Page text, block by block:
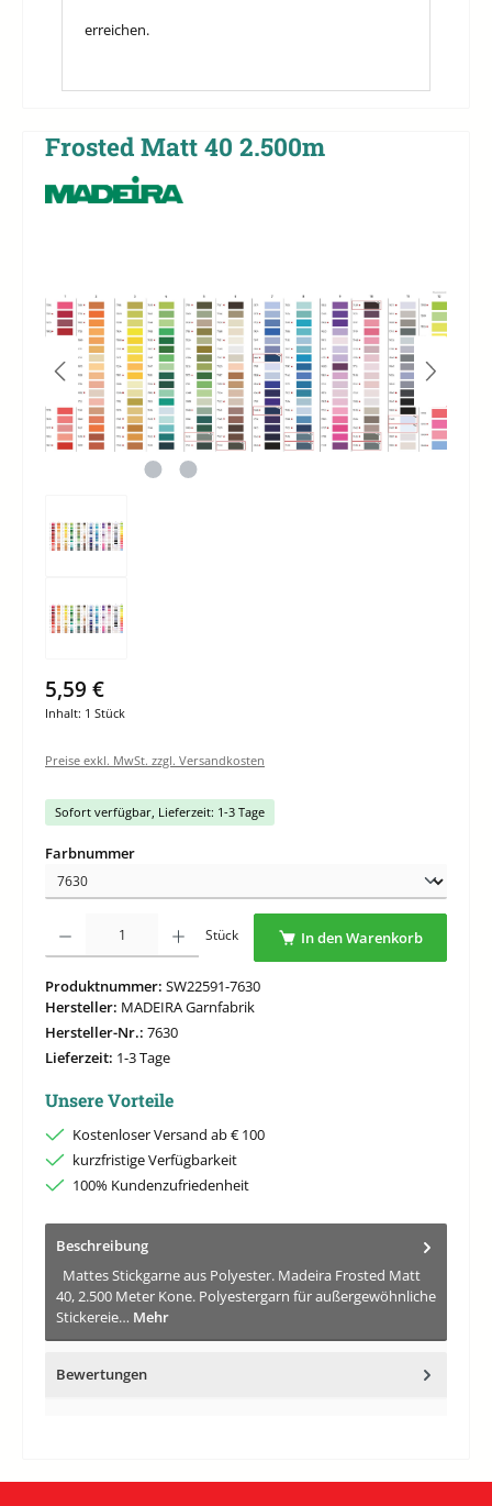
erreichen.
Frosted Matt 40 2.500m
5,59 €
Inhalt: 1 Stück
Preise exkl. MwSt. zzgl. Versandkosten
Sofort verfügbar, Lieferzeit: 1-3 Tage
Farbnummerauswählen
Produkt Anzahl: Gib den gewünschten Wert ein oder benutze die Schaltflächen um
Stück In den Warenkorb
Produktnummer: SW22591-7630
Hersteller: MADEIRA Garnfabrik
Hersteller-Nr.: 7630
Lieferzeit: 1-3 Tage
Unsere Vorteile
Kostenloser Versand ab € 100
kurzfristige Verfügbarkeit
100% Kundenzufriedenheit
Beschreibung
Mattes Stickgarne aus Polyester. Madeira Frosted Matt
40, 2.500 Meter Kone. Polyestergarn für außergewöhnliche
Stickereie… Mehr
Bewertungen